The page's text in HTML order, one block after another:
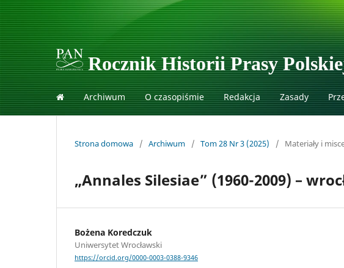
Rocznik Historii Prasy
Archiwum O czasopiśmie Redakcja Zasady
Strona domowa / Archiwum / Tom 28 Nr 3 (2025) / Materiały i
„Annales Silesiae” (1960-2009) –
Bożena Koredczuk
Uniwersytet Wrocławski
https://orcid.org/0000-0003-0388-9346